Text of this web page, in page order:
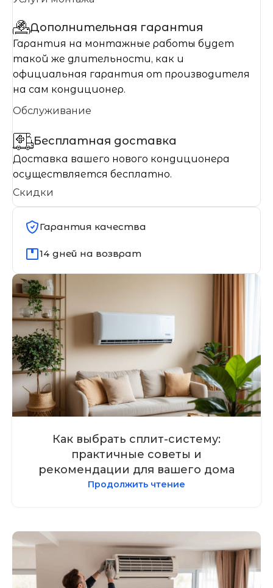
Дополнительная гарантия
Гарантия на монтажные работы будет
такой же длительности, как и
официальная гарантия от производителя
на сам кондиционер.
Обслуживание
Бесплатная доставка
Доставка вашего нового кондиционера
осуществляется бесплатно.
Скидки
Гарантия качества
14 дней на возврат
Как выбрать сплит-систему:
практичные советы и
рекомендации для вашего дома
Продолжить чтение